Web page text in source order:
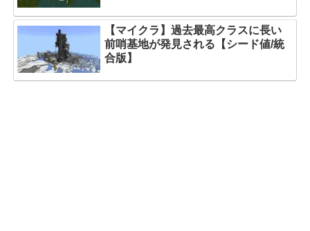
【マイクラ】過去最高クラスに長い
前哨基地が発見される【シード値/統
合版】